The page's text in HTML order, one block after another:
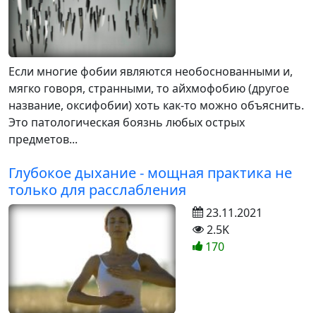
Если многие фобии являются необоснованными и,
мягко говоря, странными, то айхмофобию (другое
название, оксифобии) хоть как-то можно объяснить.
Это патологическая боязнь любых острых
предметов...
Глубокое дыхание - мощная практика не
только для расслабления
23.11.2021
2.5K
170